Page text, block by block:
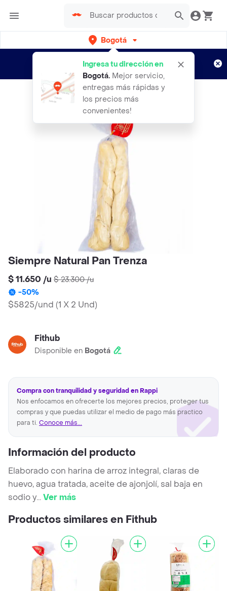
Bogotá
Ingresa tu dirección en
Bogotá. Mejor servicio,
entregas más rápidas y
los precios más
convenientes!
envíos gratis por semanas
Aplican TyC
Siempre Natural Pan Trenza
$ 11.650 /u $ 23.300/u
-50%
$5825/und (1 X 2 Und)
Fithub
Disponible en Bogotá
Compra con tranquilidad y seguridad en Rappi
Nos enfocamos en ofrecerte los mejores precios, proteger tus
compras y que puedas utilizar el medio de pago más practico
para ti. Conoce más...
Información del producto
Elaborado con harina de arroz integral, claras de
huevo, agua tratada, aceite de ajonjolí, sal baja en
sodio y...Ver más
Productos similares en Fithub